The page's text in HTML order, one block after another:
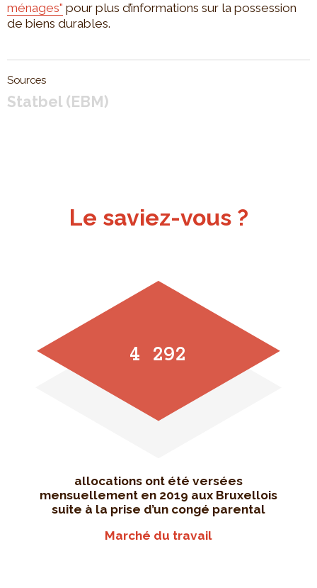
ménages" pour plus d’informations sur la possession
de biens durables.
Sources
Statbel (EBM)
Le saviez-vous ?
4 292
allocations ont été versées
mensuellement en 2019 aux Bruxellois
suite à la prise d’un congé parental
Marché du travail